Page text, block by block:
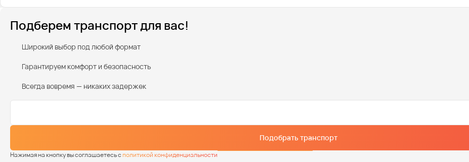
Подберем транспорт для вас!
Широкий выбор под любой формат
Гарантируем комфорт и безопасность
Всегда вовремя — никаких задержек
Подобрать транспорт
Нажимая на кнопку вы соглашаетесь сполитикой конфиденциальности